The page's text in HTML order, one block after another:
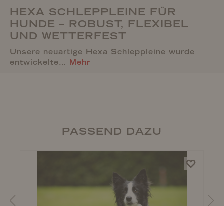
HEXA SCHLEPPLEINE FÜR
HUNDE – ROBUST, FLEXIBEL
UND WETTERFEST
Unsere neuartige Hexa Schleppleine wurde
entwickelte… Mehr
PASSEND DAZU